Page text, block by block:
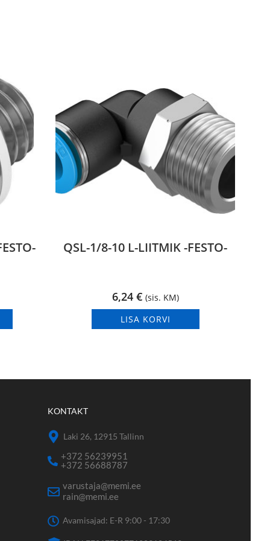
QSL-1/8-10 L-LIITMIK -FESTO-
6,24 € (sis. KM)
LISA KORVI
KONTAKT
Laki 26, 12915 Tallinn
+372 56239951
+372 56688787
varustaja@memi.ee
rain@memi.ee
Avamisajad: E-R 9:00 - 17:30